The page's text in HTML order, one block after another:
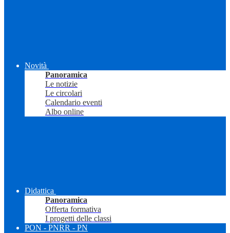
Novità
Panoramica
Le notizie
Le circolari
Calendario eventi
Albo online
Didattica
Panoramica
Offerta formativa
I progetti delle classi
PON - PNRR - PN